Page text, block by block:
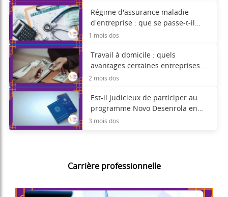
Régime d'assurance maladie
d'entreprise : que se passe-t-il
après la cessation d'emploi ?
1 mois dos
Travail à domicile : quels
avantages certaines entreprises
offrent-elles en plus du salaire ?
2 mois dos
Est-il judicieux de participer au
programme Novo Desenrola en
utilisant les fonds FGTS ?
3 mois dos
Carrière professionnelle